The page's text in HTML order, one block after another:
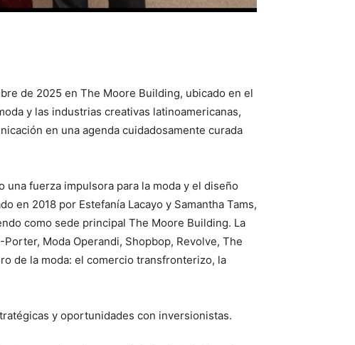
de 2025 en The Moore Building, ubicado en el
y las industrias creativas latinoamericanas,
en una agenda cuidadosamente curada
una fuerza impulsora para la moda y el diseño
en 2018 por Estefanía Lacayo y Samantha Tams,
como sede principal The Moore Building. La
Moda Operandi, Shopbop, Revolve, The
de la moda: el comercio transfronterizo, la
y oportunidades con inversionistas.